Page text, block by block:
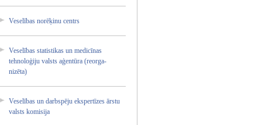
Veselīb­as norēķin­u centrs
Veselīb­as statist­ikas un medicīn­as
tehnolo­ģiju valsts aģentūr­a (reorga­
nizēta)­
Veselīb­as un darbspē­ju ekspert­īzes ārstu
valsts komisij­a